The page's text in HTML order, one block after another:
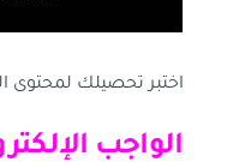
اختبر تحصيلك لمحتوى
الواجب